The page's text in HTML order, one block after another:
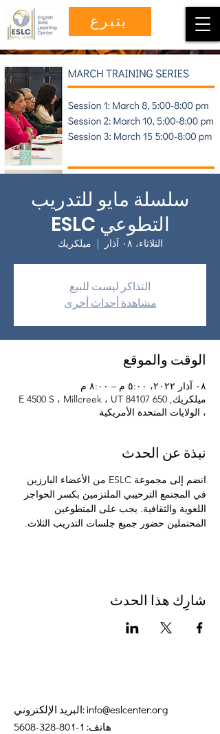
يتبرع
سلسلة مايو للتدريب
التطوعي ESLC
الثلاثاء، ٠٨ آذار
  |
ميلكريك
التذاكر ليست للبيع
مشاهدة أحداث أخرى
الوقت والموقع
٠٨ آذار ٢٠٢٢، ٥:٠٠ م – ٨:٠٠ م
ميلكريك, 650 E 4500 S ، Millcreek ، UT 84107
، الولايات المتحدة الأمريكية
نبذة عن الحدث
انضم إلى مجموعة ESLC من الأعضاء البارزين
في المجتمع الترحيبي الملتزمين بكسر الحواجز
اللغوية والثقافية. يجب على المتطوعين
المحتملين حضور جميع جلسات التدريب الثلاث.
شارِك هذا الحدث
البريد الإلكتروني:info@eslcenter.org
هاتف: 1-801-328-5608